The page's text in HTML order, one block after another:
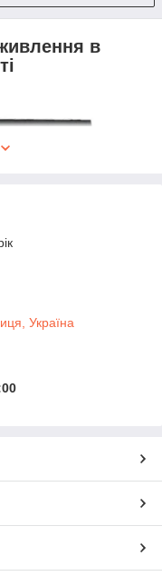
в
чому
на його ємність і
показників залежить
Також потрібно
Україна